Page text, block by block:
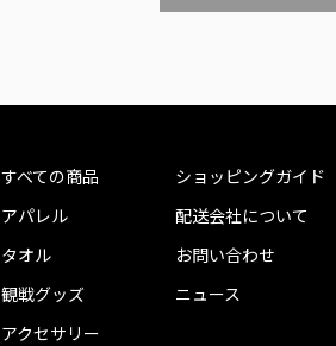
すべての商品
アパレル
タオル
観戦グッズ
アクセサリー
ショッピングガイド
配送会社について
お問い合わせ
ニュース